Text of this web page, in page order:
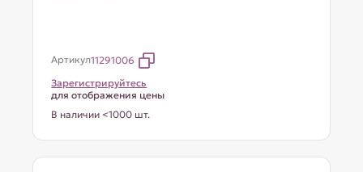
Артикул11291006
Зарегистрируйтесь
для отображения цены
В наличии <1000 шт.